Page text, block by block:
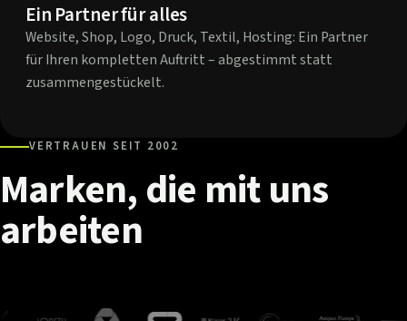
Ein Partner für alles
Website, Shop, Logo, Druck, Textil, Hosting: Ein Partner
für Ihren kompletten Auftritt – abgestimmt statt
zusammengestückelt.
VERTRAUEN SEIT 2002
Marken,die mituns
arbeiten